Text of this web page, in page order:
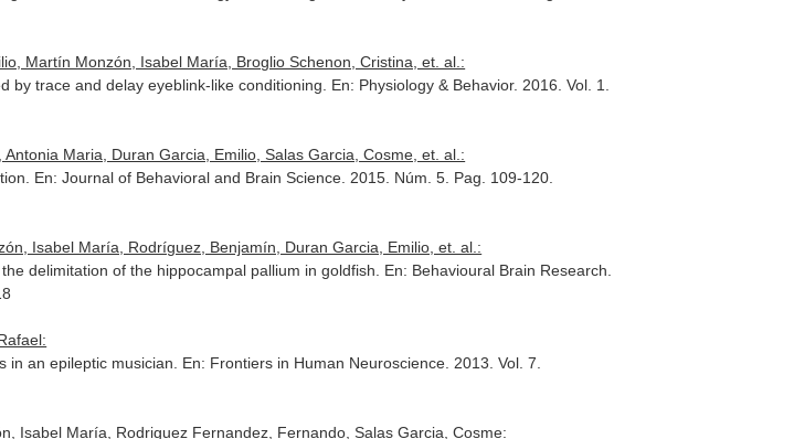
Martín Monzón, Isabel María, Broglio Schenon, Cristina, et. al.:
by trace and delay eyeblink-like conditioning. En: Physiology & Behavior. 2016. Vol. 1.
Maria, Duran Garcia, Emilio, Salas Garcia, Cosme, et. al.:
En: Journal of Behavioral and Brain Science . 2015. Núm. 5. Pag. 109-120.
Isabel María, Rodríguez, Benjamín, Duran Garcia, Emilio, et. al.:
delimitation of the hippocampal pallium in goldfish. En: Behavioural Brain Research
in an epileptic musician. En: Frontiers in Human Neuroscience . 2013. Vol. 7.
Isabel María, Rodriguez Fernandez, Fernando, Salas Garcia, Cosme: